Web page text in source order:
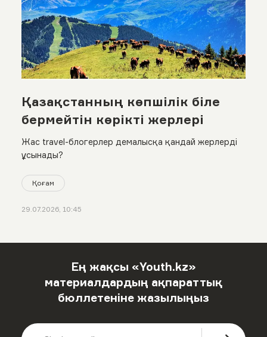
Қазақстанның көпшілік біле
бермейтін көрікті жерлері
Жас travel-блогерлер демалысқа қандай жерлерді
ұсынады?
Қоғам
29.07.2026, 10:45
Ең жақсы «Youth.kz»
материалдардың ақпараттық
бюллетеніне жазылыңыз